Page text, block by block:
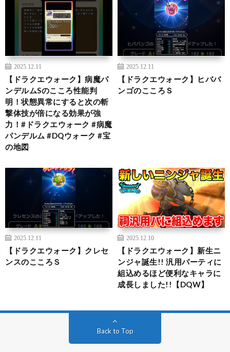
2025.12.11
【ドラクエウォーク】病魔パ
ンデルムSのこころ性能判
明！状態異常にすると次の斬
撃体技が倍になる効果が強
力！#ドラクエウォーク #病魔
パンデルム #DQウォーク #宝
の地図
2025.12.11
【ドラクエウォーク】ヒババ
ンゴのこころＳ
2025.12.11
【ドラクエウォーク】クレセ
ンスのこころＳ
2025.12.10
【ドラクエウォーク】新生ニ
ンジャ誕生!! 汎用パーティに
組込めるほど便利なキャラに
成長しました!!【DQW】
Back to Top